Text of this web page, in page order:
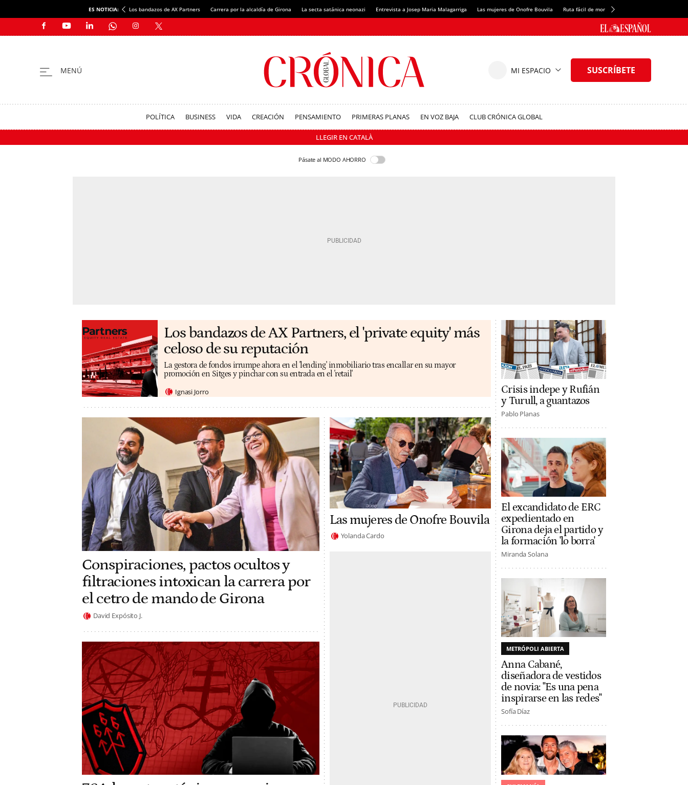
ES NOTICIA: Los bandazos de AX Partners Carrera por la alcaldía de Girona La secta satánica neonazi Entrevista a Josep Maria Malagarriga Las mujeres de Onofre Bouvila Ruta fácil de montaña
POLÍTICA BUSINESS VIDA CREACIÓN PENSAMIENTO PRIMERAS PLANAS EN VOZ BAJA CLUB CRÓNICA GLOBAL
LLEGIR EN CATALÀ
Pásate al MODO AHORRO
Los bandazos de AX Partners, el 'private equity' más
celoso de su reputación
La gestora de fondos irrumpe ahora en el 'lending' inmobiliario tras encallar en su mayor
promoción en Sitges y pinchar con su entrada en el 'retail'
Ignasi Jorro
Conspiraciones, pactos ocultos y
filtraciones intoxican la carrera por
el cetro de mando de Girona
David Expósito J.
Las mujeres de Onofre Bouvila
Yolanda Cardo
Crisis indepe y Rufián
y Turull, a guantazos
Pablo Planas
El excandidato de ERC
expedientado en
Girona deja el partido y
la formación 'lo borra'
Miranda Solana
METRÓPOLI ABIERTA
Anna Cabané,
diseñadora de vestidos
de novia: "Es una pena
inspirarse en las redes"
Sofía Díaz